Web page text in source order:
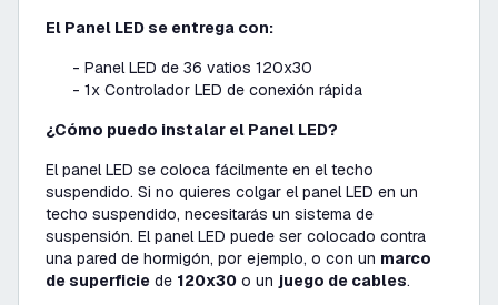
El Panel LED se entrega con:
- Panel LED de 36 vatios 120x30
- 1x Controlador LED de conexión rápida
¿Cómo puedo instalar el Panel LED?
El panel LED se coloca fácilmente en el techo
suspendido. Si no quieres colgar el panel LED en un
techo suspendido, necesitarás un sistema de
suspensión. El panel LED puede ser colocado contra
una pared de hormigón, por ejemplo, o con un marco
de superficie de 120x30 o un juego de cables.